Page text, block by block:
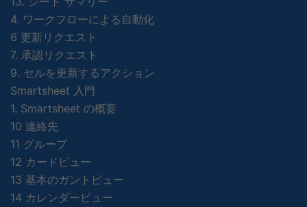
4. ワークフローによる自動化
6 更新リクエスト
7. 承認リクエスト
9. セルを更新するアクション
Smartsheet 入門
1. Smartsheet の概要
10 連絡先
11 グループ
12 カードビュー
13 基本のガントビュー
14 カレンダービュー